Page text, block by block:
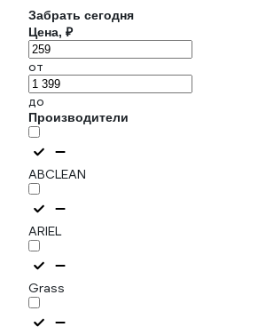
Забрать сегодня
Цена, ₽
от
до
Производители
ABCLEAN
ARIEL
Grass